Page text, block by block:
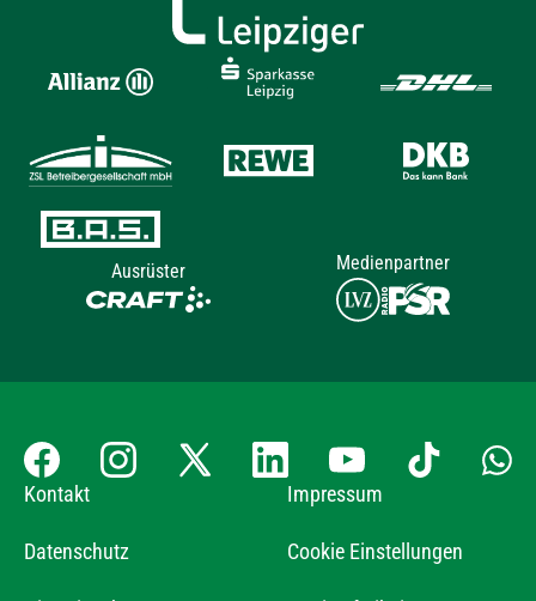
Ausrüster Medienpartner
Kontakt Impressum
Datenschutz Cookie Einstellungen